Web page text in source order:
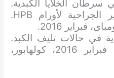
سرطان الخلايا الكبدية.
الإدارة الجراحية وغير الجراحية لأورام HPB.
فبراير 2016.
في حالات تليف الكبد.
ندوة في ماسيكون، فبراير 2016، كولهابور،